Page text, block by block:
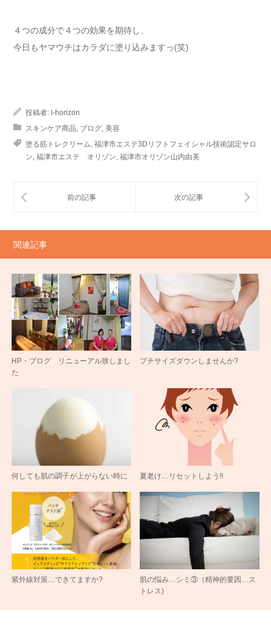
４つの成分で４つの効果を期待し、
今日もヤマウチはカラダに塗り込みますっ(笑)
投稿者: l-horizon
スキンケア商品, ブログ, 美容
塗る筋トレクリーム, 福津市エステ3Dリフトフェイシャル技術認定サロ
ン, 福津市エステ オリゾン, 福津市オリゾン山内由美
関連記事
HP・ブログ リニューアル致しまし
た
プチサイズダウンしませんか?
何しても肌の調子が上がらない時に 夏老け…リセットしよう!!
紫外線対策…できてますか?
肌の悩み…シミ③（精神的要因…ス
トレス)